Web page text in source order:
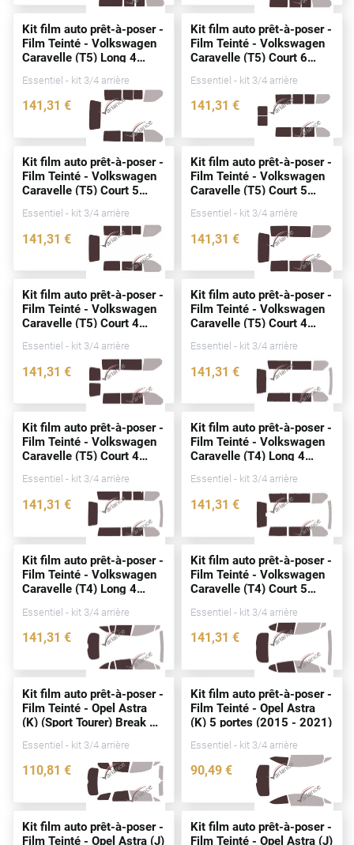
Volkswagen
Acura
Aixam
Alfa Romeo
Alpine
Aston Martin
Audi
Bentley
Bmw
Buick
Chevrolet
Chrysler
Citroën
Dacia
Daewoo
Daihatsu
Dodge
Dongfeng
Ds
Ebro
Fiat
Kit film auto prêt-à-poser -
Film Teinté - Volkswagen
Caravelle (T5) Long 4
Essentiel - kit 3/4 arrière
141 ,31 €
3229-VLW
Kit film auto prêt-à-poser -
Film Teinté - Volkswagen
Caravelle (T5) Court 6
Essentiel - kit 3/4 arrière
141 ,31 €
2543-VLW
Kit film auto prêt-à-poser -
Film Teinté - Volkswagen
Caravelle (T5) Court 5
Essentiel - kit 3/4 arrière
141,31 €
2545-VLW
Kit film auto prêt-à-poser -
Film Teinté - Volkswagen
Caravelle (T5) Court 5
Essentiel - kit 3/4 arrière
141,31 €
2631-VLW
Kit film auto prêt-à-poser -
Film Teinté - Volkswagen
Caravelle (T5) Court 4
Essentiel - kit 3/4 arrière
141,31 €
2632-VLW
Kit film auto prêt-à-poser -
Film Teinté - Volkswagen
Caravelle (T5) Court 4
Essentiel - kit 3/4 arrière
141,31 €
3225-VLW
Kit film auto prêt-à-poser -
Film Teinté - Volkswagen
Caravelle (T5) Court 4
Essentiel - kit 3/4 arrière
141,31 €
3226-VLW
Kit film auto prêt-à-poser -
Film Teinté - Volkswagen
Caravelle (T4) Long 4
Essentiel - kit 3/4 arrière
141,31 €
2546-VLW
Kit film auto prêt-à-poser -
Film Teinté - Volkswagen
Caravelle (T4) Long 4
Essentiel - kit 3/4 arrière
141,31 €
3156-VLW
Kit film auto prêt-à-poser -
Film Teinté - Volkswagen
Caravelle (T4) Court 5
Essentiel - kit 3/4 arrière
141,31 €
2544-VLW
Kit film auto prêt-à-poser -
Film Teinté - Opel Astra
(K) (Sport Tourer) Break 5
Essentiel - kit 3/4 arrière
110,81 €
3661-OPE
Kit film auto prêt-à-poser -
Film Teinté - Opel Astra
(K) 5portes (2015 - 2021)
Essentiel - kit 3/4 arrière
90,49 €
3557-OPE
Kit film auto prêt-à-poser -
Film Teinté - Opel Astra (J)
Kit film auto prêt-à-poser -
Film Teinté - Opel Astra (J)